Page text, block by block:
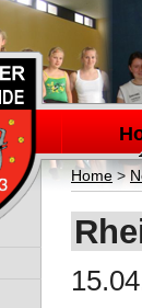
Navigation
Home>